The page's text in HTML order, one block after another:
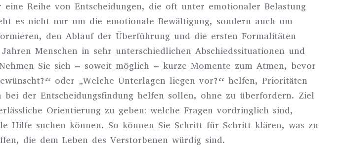
Reihe von Entscheidungen, die oft unter emotionaler Belastung
es nicht nur um die emotionale Bewältigung, sondern auch um
den Ablauf der Überführung und die ersten Formalitäten
Menschen in sehr unterschiedlichen Abschiedssituationen und
Sie sich – soweit möglich – kurze Momente zum Atmen, bevor
oder „Welche Unterlagen liegen vor?“ helfen, Prioritäten
der Entscheidungsfindung helfen sollen, ohne zu überfordern. Ziel
Orientierung zu geben: welche Fragen vordringlich sind,
Hilfe suchen können. So können Sie Schritt für Schritt klären, was zu
die dem Leben des Verstorbenen würdig sind.